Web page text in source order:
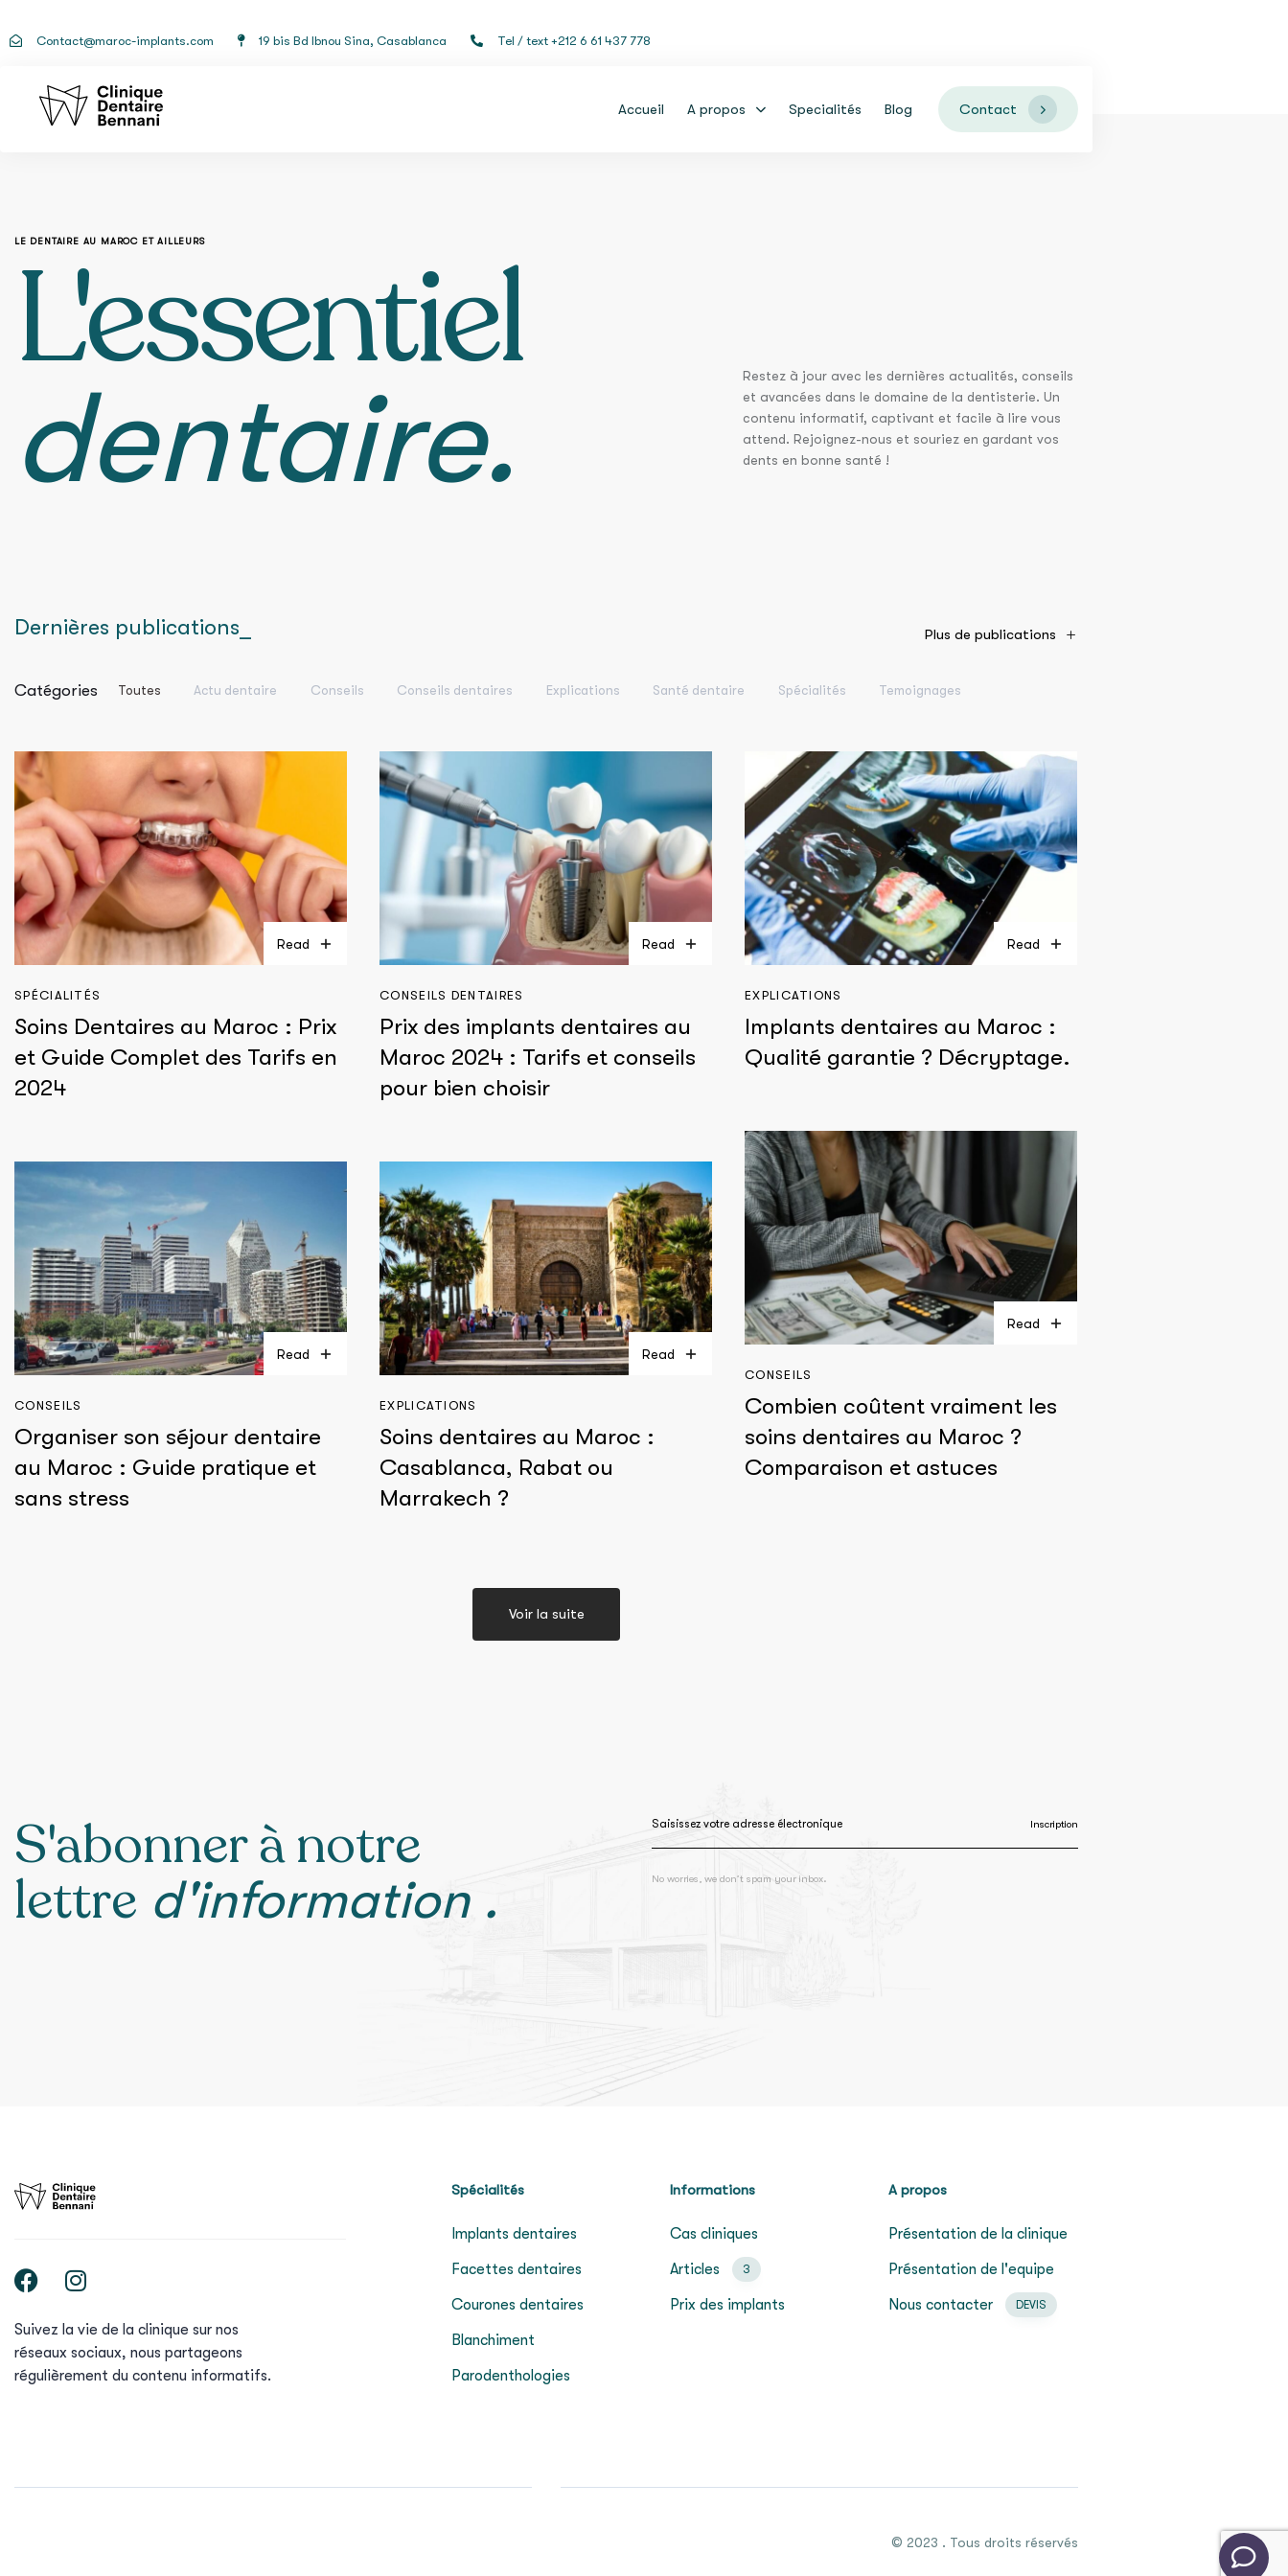
Contact@maroc-implants.com 19 bis Bd Ibnou Sina, Casablanca Tel / text +212 6 61 437 778
Accueil A propos Specialités Blog Contact
LE DENTAIRE AU MAROC ET AILLEURS
L'essentiel
dentaire.
Restez à jour avec les dernières actualités, conseils
et avancées dans le domaine de la dentisterie. Un
contenu informatif, captivant et facile à lire vous
attend. Rejoignez-nous et souriez en gardant vos
dents en bonne santé !
Dernières publications_ Plus de publications
Catégories Toutes Actu dentaire Conseils Conseils dentaires Explications Santé dentaire Spécialités Temoignages
Read
SPÉCIALITÉS
Soins Dentaires au Maroc : Prix
et Guide Complet des Tarifs en
2024
Read
CONSEILS DENTAIRES
Prix des implants dentaires au
Maroc 2024 : Tarifs et conseils
pour bien choisir
Read
EXPLICATIONS
Implants dentaires au Maroc :
Qualité garantie ? Décryptage.
Read
CONSEILS
Combien coûtent vraiment les
soins dentaires au Maroc ?
Comparaison et astuces
Read
CONSEILS
Organiser son séjour dentaire
au Maroc : Guide pratique et
sans stress
Read
EXPLICATIONS
Soins dentaires au Maroc :
Casablanca, Rabat ou
Marrakech ?
Voir la suite
S'abonner à notre
lettre d'information .
Inscription
No worries, we don’t spam your inbox.
Suivez la vie de la clinique sur nos
réseaux sociaux, nous partageons
régulièrement du contenu informatifs.
Spécialités
Implants dentaires
Facettes dentaires
Courones dentaires
Blanchiment
Parodenthologies
Informations
Cas cliniques
Articles 3
Prix des implants
A propos
Présentation de la clinique
Présentation de l'equipe
Nous contacter DEVIS
© 2023 . Tous droits réservés